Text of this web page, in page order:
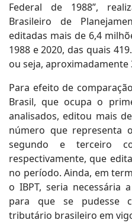
Federal de 1988”,
Brasileiro de
editadas mais de 6,4
1988 e 2020, das quais
ou seja,
Para efeito de
Brasil, que ocupa o
analisados, editou mais
número que representa
segundo e terceiro
respectivamente, que
no período. Ainda, em
o IBPT, seria necessária
para que se pudesse
tributário brasileiro em